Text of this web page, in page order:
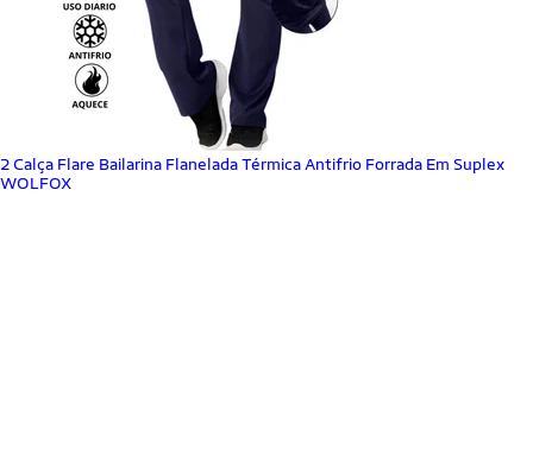
2 Calça Flare Bailarina Flanelada Térmica Antifrio Forrada Em Suplex
WOLFOX